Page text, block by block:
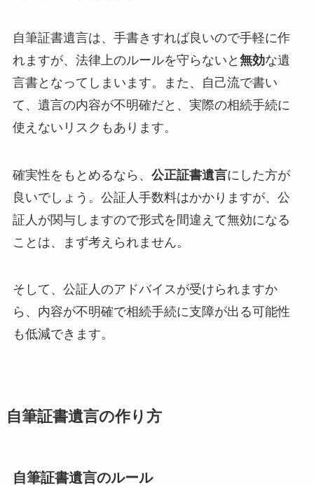
自筆証書遺言は、手書きすれば良いので手軽に作
れますが、法律上のルールを守らないと 無効な遺
言書となってしまいます。また、自己流で書い
て、遺言の内容が不明確だと、実際の相続手続に
使えないリスクもあります。
確実性をもとめるなら、 公正証書遺言にした方が
良いでしょう。公証人手数料はかかりますが、公
証人が関与しますので形式を間違えて無効になる
ことは、まず考えられません。
そして、公証人のアドバイスが受けられますか
ら、内容が不明確で相続手続に支障が出る可能性
も低減できます。
自筆証書遺言の作り方
自筆証書遺言のルール